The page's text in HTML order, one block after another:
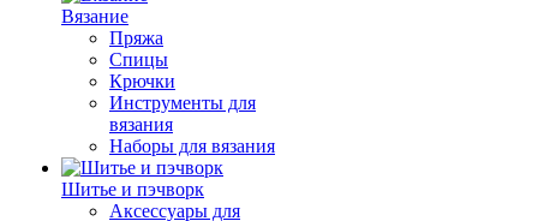
Вязание
Пряжа
Спицы
Крючки
Инструменты для
вязания
Наборы для вязания
Шитье и пэчворк
Аксессуары для